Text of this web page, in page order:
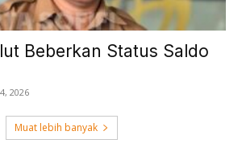
Beberkan Status Saldo
2026
Muat lebih banyak